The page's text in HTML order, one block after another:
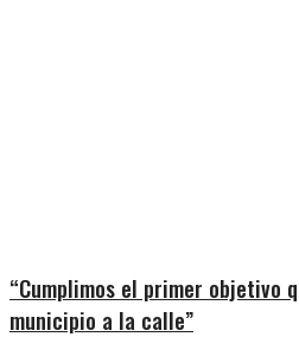
“Cumplimos el primer objetivo
municipio a la calle”